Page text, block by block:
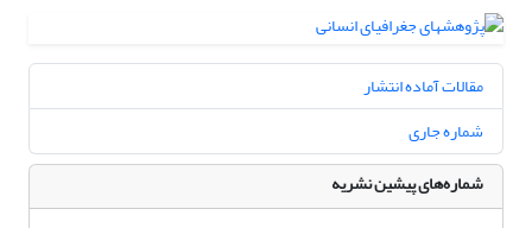
مقالات آماده انتشار
شماره جاری
شماره‌های پیشین نشریه